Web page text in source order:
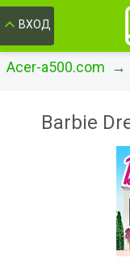
ВХОД
Acer-a500.com →
Barbie